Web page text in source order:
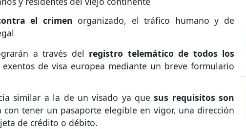
el crimen organizado, el tráfico humano y de
a través del registro telemático de todos los
de visa europea mediante un breve formulario
similar a la de un visado ya quesus requisitos son
con tener un pasaporte elegible en vigor, una dirección
de crédito o débito.